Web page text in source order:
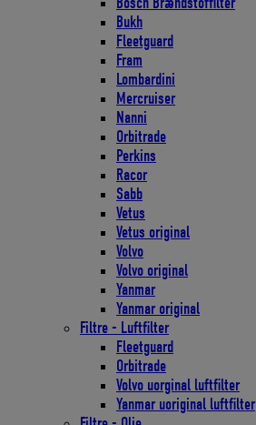
Bukh
Fleetguard
Fram
Lombardini
Mercruiser
Nanni
Orbitrade
Perkins
Racor
Sabb
Vetus
Vetus original
Volvo
Volvo original
Yanmar
Yanmar original
Filtre - Luftfilter
Fleetguard
Orbitrade
Volvo uorginal luftfilter
Yanmar uoriginal luftfilter